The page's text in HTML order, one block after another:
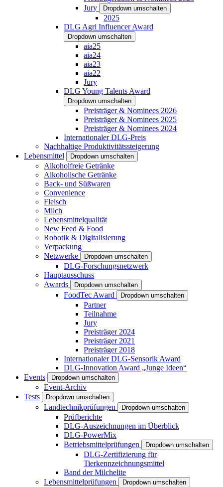
Jury
Dropdown umschalten
2025
DLG Agri Influencer Award
Dropdown umschalten
aia25
aia24
aia23
aia22
Jury
DLG Young Talents Award
Dropdown umschalten
Preisträger & Nominees 2026
Preisträger & Nominees 2025
Preisträger & Nominees 2024
Internationaler DLG-Preis
Nachhaltige Produktivitätssteigerung
Lebensmittel
Dropdown umschalten
Alkoholfreie Getränke
Alkoholische Getränke
Back- und Süßwaren
Convenience
Fleisch
Milch
Lebensmittelqualität
New Feed & Food
Robotik & Digitalisierung
Verpackung
Netzwerke
Dropdown umschalten
DLG-Forschungsnetzwerk
Hauptausschuss
Awards
Dropdown umschalten
FoodTec Award Dropdown umschalten
Partner
Teilnahme
Jury
Preisträger 2024
Preisträger 2021
Preisträger 2018
Internationaler DLG-Sensorik Award
DLG-Innovation Award „Junge Ideen“
Events
Dropdown umschalten
Event-Archiv
Tests
Dropdown umschalten
Landtechnikprüfungen Dropdown umschalten
Prüfberichte
DLG-Auszeichnungen im Überblick
DLG-PowerMix
Betriebsmittelprüfungen
Dropdown umschalten
DLG-Zertifizierung für
Tierkennzeichnungsmittel
Band der Milchelite
Lebensmittelprüfungen
Dropdown umschalten